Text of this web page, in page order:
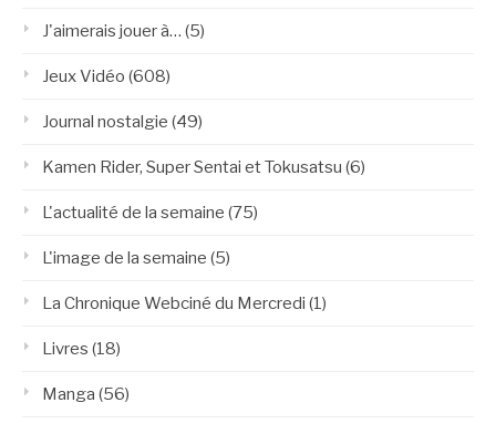
J'aimerais jouer à… (5)
Jeux Vidéo (608)
Journal nostalgie (49)
Kamen Rider, Super Sentai et Tokusatsu (6)
L'actualité de la semaine (75)
L'image de la semaine (5)
La Chronique Webciné du Mercredi (1)
Livres (18)
Manga (56)